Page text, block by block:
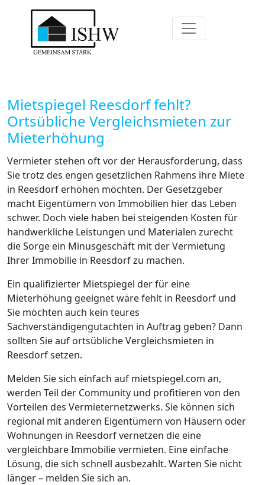
Mietspiegel Reesdorf fehlt?
Ortsübliche Vergleichsmieten zur
Mieterhöhung
Vermieter stehen oft vor der Herausforderung, dass
Sie trotz des engen gesetzlichen Rahmens ihre Miete
in Reesdorf erhöhen möchten. Der Gesetzgeber
macht Eigentümern von Immobilien hier das Leben
schwer. Doch viele haben bei steigenden Kosten für
handwerkliche Leistungen und Materialen zurecht
die Sorge ein Minusgeschäft mit der Vermietung
Ihrer Immobilie in Reesdorf zu machen.
Ein qualifizierter Mietspiegel der für eine
Mieterhöhung geeignet wäre fehlt in Reesdorf und
Sie möchten auch kein teures
Sachverständigengutachten in Auftrag geben? Dann
sollten Sie auf ortsübliche Vergleichsmieten in
Reesdorf setzen.
Melden Sie sich einfach auf mietspiegel.com an,
werden Teil der Community und profitieren von den
Vorteilen des Vermieternetzwerks. Sie können sich
regional mit anderen Eigentümern von Häusern oder
Wohnungen in Reesdorf vernetzen die eine
vergleichbare Immobilie vermieten. Eine einfache
Lösung, die sich schnell ausbezahlt. Warten Sie nicht
länger – melden Sie sich an.